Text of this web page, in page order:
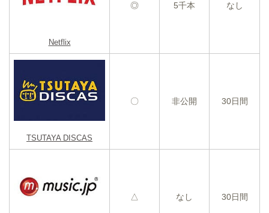
Netflix
◎ 5千本 なし
TSUTAYA DISCAS
〇 非公開 30日間
△ なし 30日間